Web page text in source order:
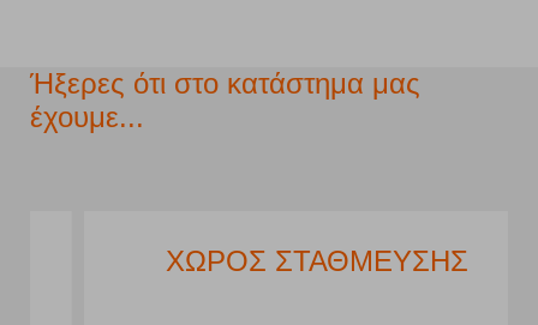
Ήξερες ότι στο κατάστημα μας
έχουμε...
ΧΩΡΟΣ ΣΤΑΘΜΕΥΣΗΣ